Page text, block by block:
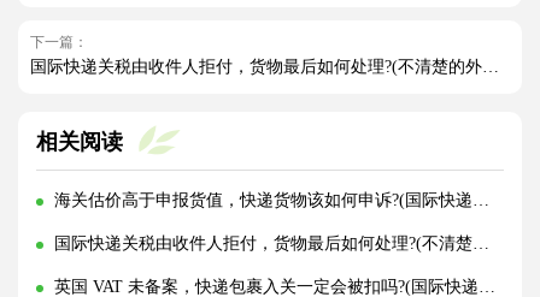
下一篇：
相关阅读
海关估价高于申报货值，快递货物该如何申诉?(国际快递干货知识分享)
国际快递关税由收件人拒付，货物最后如何处理?(不清楚的外贸人看过来)
英国 VAT 未备案，快递包裹入关一定会被扣吗?(国际快递干货知识分享)